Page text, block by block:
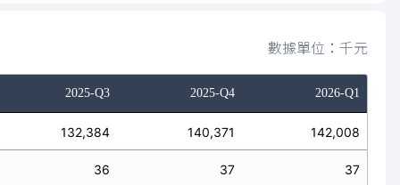
數據單位：千元
2025-Q3 2025-Q4 2026-Q1
132,384 140,371 142,008
36 37 37